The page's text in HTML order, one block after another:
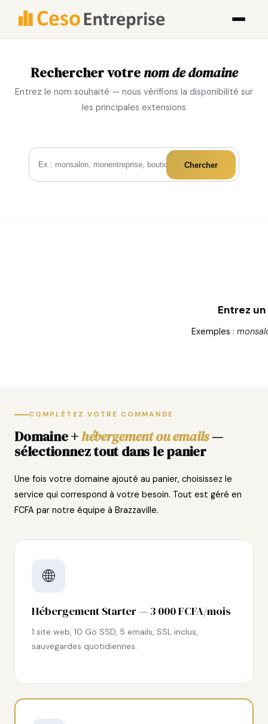
Rechercher votrenom de domaine
Entrez le nom souhaité — nous vérifions la disponibilité sur
les principales extensions
Chercher
Entrez
Exemples :
COMPLÉTEZ VOTRE COMMANDE
Domaine +hébergement ou emails—
sélectionnez tout dans le panier
Une fois votre domaine ajouté au panier, choisissez le
service qui correspond à votre besoin. Tout est géré en
FCFA par notre équipe à Brazzaville.
🌐
Hébergement Starter — 3 000 FCFA/mois
1 site web, 10 Go SSD, 5 emails, SSL inclus,
sauvegardes quotidiennes.